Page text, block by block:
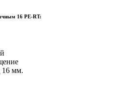
16 PE-RT:
16 мм.